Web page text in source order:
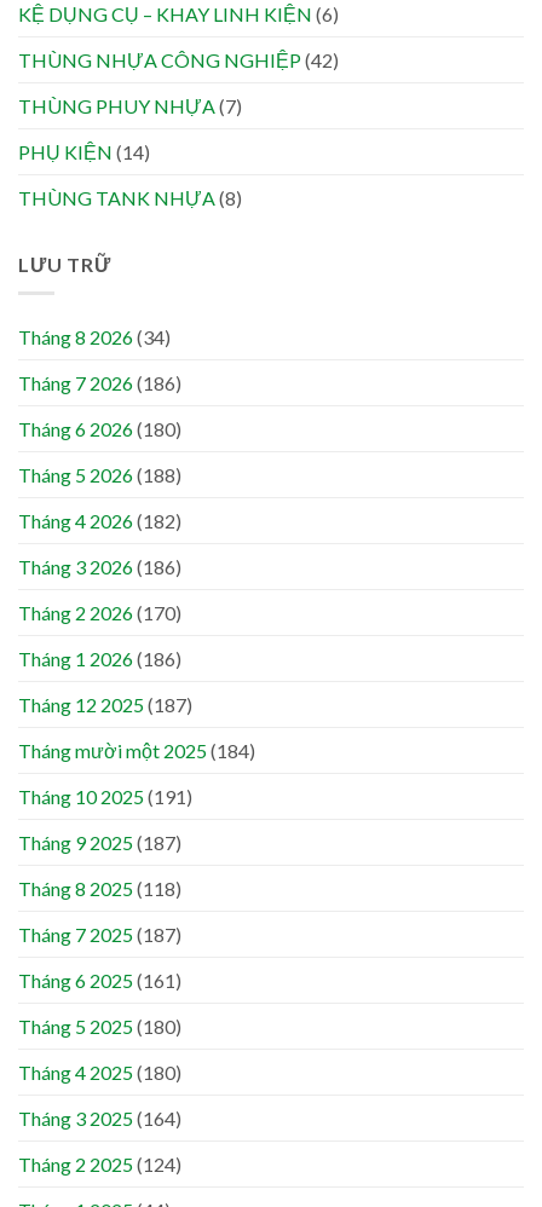
KỆ DỤNG CỤ – KHAY LINH KIỆN (6)
THÙNG NHỰA CÔNG NGHIỆP(42)
THÙNG PHUY NHỰA (7)
PHỤ KIỆN (14)
THÙNG TANK NHỰA (8)
LƯU TRỮ
Tháng 8 2026(34)
Tháng 7 2026(186)
Tháng 6 2026(180)
Tháng 5 2026(188)
Tháng 4 2026(182)
Tháng 3 2026(186)
Tháng 2 2026(170)
Tháng 1 2026(186)
Tháng 12 2025(187)
Tháng mười một 2025(184)
Tháng 10 2025(191)
Tháng 9 2025(187)
Tháng 8 2025(118)
Tháng 7 2025(187)
Tháng 6 2025(161)
Tháng 5 2025(180)
Tháng 4 2025(180)
Tháng 3 2025(164)
Tháng 2 2025(124)